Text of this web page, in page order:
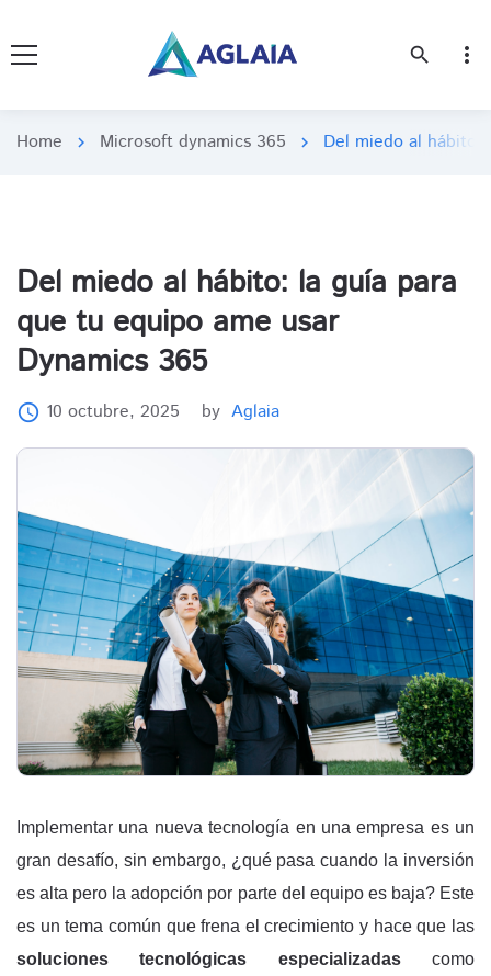
search more_vert
Home chevron_right Microsoft dynamics 365 chevron_right Del miedo al hábito:
Del miedo al hábito: la guía para
que tu equipo ame usar
Dynamics 365
access_time 10 octubre, 2025 by Aglaia
Implementar una nueva tecnología en una empresa es un
gran desafío, sin embargo, ¿qué pasa cuando la inversión
es alta pero la adopción por parte del equipo es baja? Este
es un tema común que frena el crecimiento y hace que las
soluciones tecnológicas especializadascomo